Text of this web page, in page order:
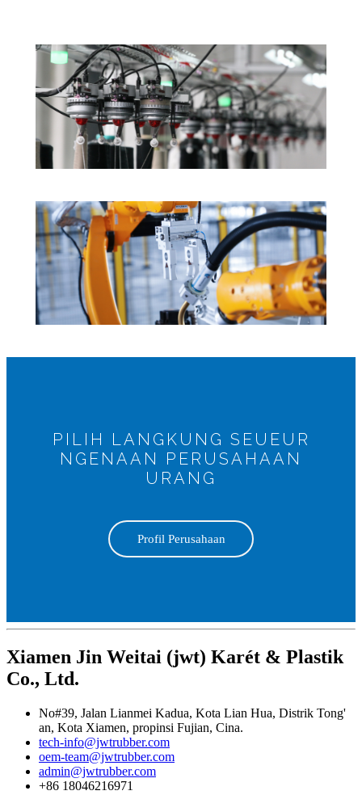
PILIH LANGKUNG SEUEUR
NGENAAN PERUSAHAAN
URANG
Profil Perusahaan
Xiamen Jin Weitai (jwt) Karét & Plastik
Co., Ltd.
No#39, Jalan Lianmei Kadua, Kota Lian Hua, Distrik Tong'
an, Kota Xiamen, propinsi Fujian, Cina.
tech-info@jwtrubber.com
oem-team@jwtrubber.com
admin@jwtrubber.com
+86 18046216971